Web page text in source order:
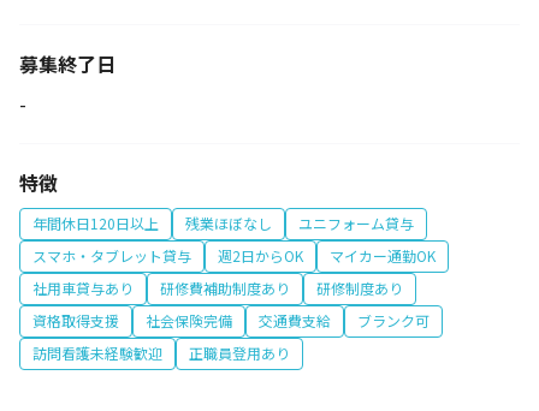
募集終了日
-
特徴
年間休日120日以上 残業ほぼなし
ユニフォーム貸与
スマホ・タブレット貸与
週2日からOK
マイカー通勤OK
社用車貸与あり
研修費補助制度あり
研修制度あり
資格取得支援
社会保険完備 交通費支給
ブランク可
訪問看護未経験歓迎
正職員登用あり